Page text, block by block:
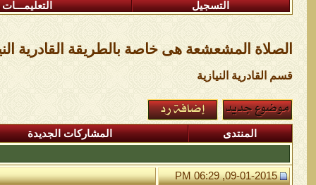
التسجيل التعليمـــات
الصلاة المشعشعة هى خاصة بالطريقة القادرية
قسم القادرية النيازية
المنتدى المشاركات الجديدة
09-01-2015, 06:29 PM